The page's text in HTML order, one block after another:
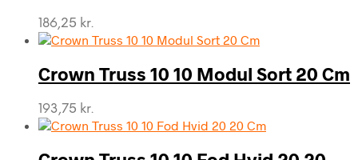
186,25 kr.
Crown Truss 10 10 Modul Sort 20 Cm
193,75 kr.